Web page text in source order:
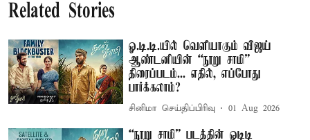
Related Stories
ஓ.டி.டி.யில் வெளியாகும் விஜய்
ஆண்டனியின் “நூறு சாமி”
திரைப்படம்... எதில், எப்போது
பார்க்கலாம்?
சினிமா செய்திப்பிரிவு 01 Aug 2026
“நூறு சாமி” படத்தின் ஓடிடி